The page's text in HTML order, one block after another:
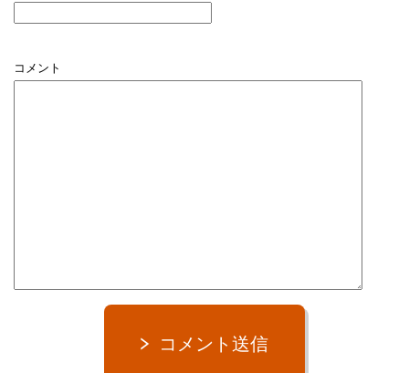
コメント
コメント送信